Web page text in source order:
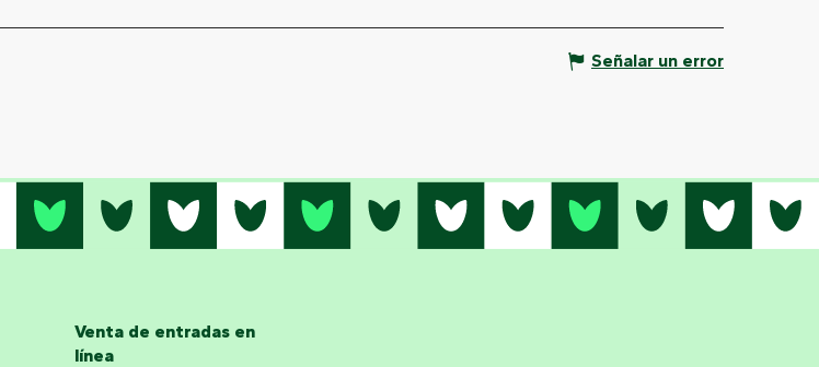
Señalar un error
Venta de entradas en
línea